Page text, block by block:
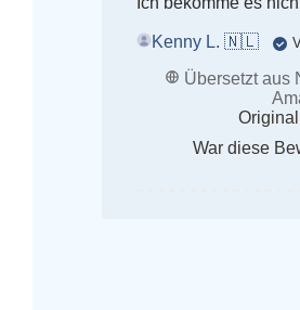
Kenny L. 🇳🇱
Übersetzt aus
War diese